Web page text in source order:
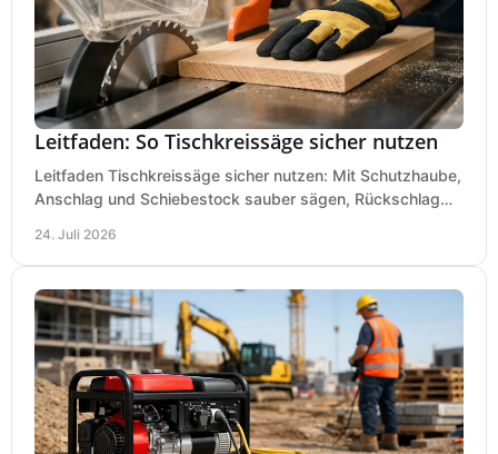
Leitfaden: So Tischkreissäge sicher nutzen
Leitfaden Tischkreissäge sicher nutzen: Mit Schutzhaube,
Anschlag und Schiebestock sauber sägen, Rückschlag
24. Juli 2026